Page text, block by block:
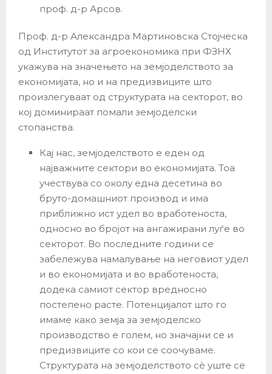
проф. д-р Арсов.
Проф. д-р Александра Мартиновска Стојческа
од Институтот за агроекономика при ФЗНХ
укажува на значењето на земјоделството за
економијата, но и на предизвиците што
произлегуваат од структурата на секторот, во
кој доминираат помали земјоделски
стопанства.
Кај нас, земјоделството е еден од
најважните сектори во економијата. Тоа
учествува со околу една десетина во
бруто-домашниот производ и има
приближно ист удел во вработеноста,
односно во бројот на ангажирани луѓе во
секторот. Во последните години се
забележува намалување на неговиот удел
и во економијата и во вработеноста,
додека самиот сектор вредносно
постепено расте. Потенцијалот што го
имаме како земја за земјоделско
производство е голем, но значајни се и
предизвиците со кои се соочуваме.
Структурата на земјоделството сè уште се